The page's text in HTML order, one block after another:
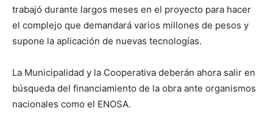
trabajó durante largos meses en el proyecto para hacer
el complejo que demandará varios millones de pesos y
supone la aplicación de nuevas tecnologías.
La Municipalidad y la Cooperativa deberán ahora salir en
búsqueda del financiamiento de la obra ante organismos
nacionales como el ENOSA.